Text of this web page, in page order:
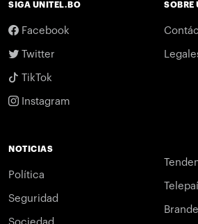
SIGA UNITEL.BO
Facebook
Twitter
TikTok
Instagram
SOBRE
NOTICIAS
Política
Seguridad